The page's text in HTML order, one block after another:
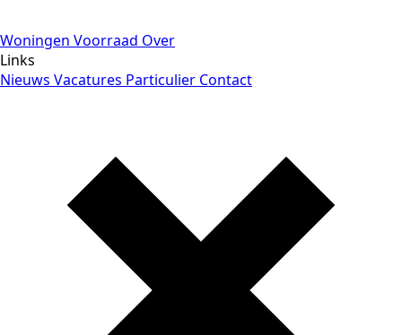
Woningen Voorraad Over
Links
Nieuws Vacatures Particulier Contact